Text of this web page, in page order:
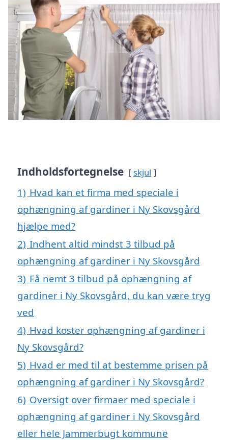
Indholdsfortegnelse skjul
1) Hvad kan et firma med speciale i
ophængning af gardiner i Ny Skovsgård
hjælpe med?
2) Indhent altid mindst 3 tilbud på
ophængning af gardiner i Ny Skovsgård
3) Få nemt 3 tilbud på ophængning af
gardiner i Ny Skovsgård, du kan være tryg
ved
4) Hvad koster ophængning af gardiner i
Ny Skovsgård?
5) Hvad er med til at bestemme prisen på
ophængning af gardiner i Ny Skovsgård?
6) Oversigt over firmaer med speciale i
ophængning af gardiner i Ny Skovsgård
eller hele Jammerbugt kommune